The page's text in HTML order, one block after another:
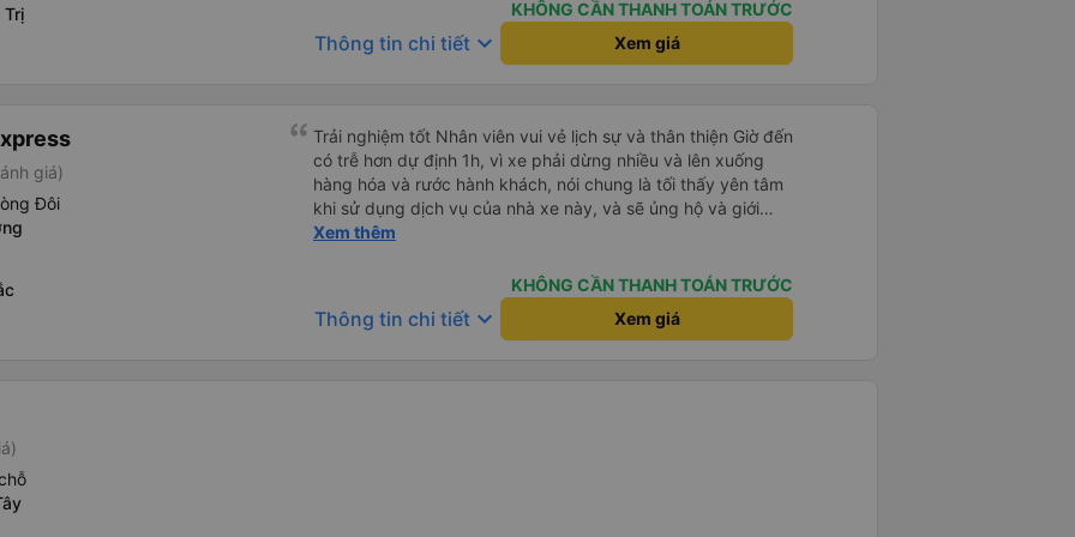
Trị
uống. Tôi rất ngạc nhiên khi xe dừng lại lúc nửa đêm ở Cần
Thơ và mọi người xuống xe ăn. Khi đến điểm dừng, họ đánh
thức chúng tôi dậy và đảm bảo chúng tôi đã sẵn sàng. Nhìn
KHÔNG CẦN THANH TOÁN TRƯỚC
Thông tin chi tiết keyboard_arrow_down Xem giá
giá)
Đôi
Trải nghiệm tốt Nhân viên vui vẻ lịch sự và thân thiện Giờ đến
có trễ hơn dự định 1h, vì xe phải dừng nhiều và lên xuống
hàng hóa và rước hành khách, nói chung là tối thấy yên tâm
khi sử dụng dịch vụ của nhà xe này, và sẽ ủng hộ và giới
thiệu cho người thân sử dụng dịch vụ của nhà xe này
Xem thêm
KHÔNG CẦN THANH TOÁN TRƯỚC
Thông tin chi tiết keyboard_arrow_down Xem giá